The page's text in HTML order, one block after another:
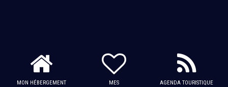
MON HÉBERGEMENT
MES
AGENDA TOURISTIQUE